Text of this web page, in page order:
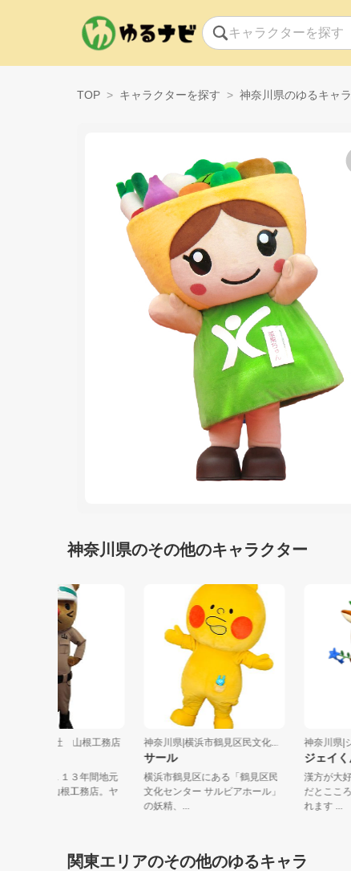
TOP キャラクターを探す 神奈川県のゆるキャラ
神奈川県のその他のキャラクター
神奈川県|株式会社 山根工務店
川崎で誕生し、１１３年間地元
に愛されてきた山根工務店。ヤ
神奈川県|横浜市鶴見区民文化...
サール
横浜市鶴見区にある「鶴見区民
文化センター サルビアホール」
の妖精、...
神奈
ジェ
漢方
だと
れます
関東エリアのその他のゆるキャラ